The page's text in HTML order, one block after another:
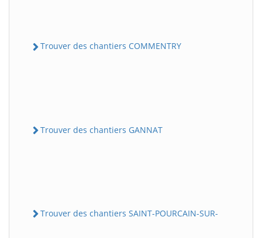
Trouver des chantiers COMMENTRY
Trouver des chantiers GANNAT
Trouver des chantiers SAINT-POURCAIN-SUR-